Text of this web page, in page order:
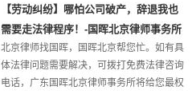
小编带大家了解一下：不抚养儿子还想分儿
子遗...
【劳动纠纷】哪怕公司破产，辞退我也
需要走法律程序！-国晖北京律师事务所
北京律师找国晖，国晖北京帮您忙。如有具
体法律问题需要解决，可拨打免费法律咨询
电话，广东国晖北京律师事务所将给您最权